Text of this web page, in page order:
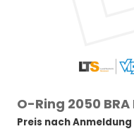
O-Ring 2050
Preis nach Anmeldung